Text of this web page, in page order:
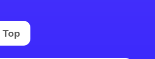
Top